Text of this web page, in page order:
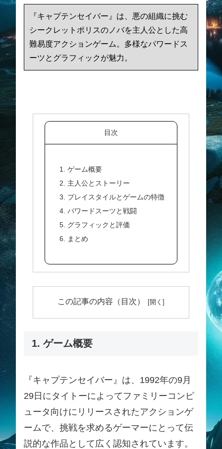
『キャプテンセイバー』は、悪の組織に挑む
シークレットポリスのノバを主人公とした高
難易度アクションゲーム。多様なパワードス
ーツとグラフィックが魅力。
目次
1. ゲーム概要
2. 主人公とストーリー
3. プレイスタイルとゲームの特徴
4. パワードスーツと戦闘
5. グラフィックと評価
6. まとめ
この記事の内容（目次）
1. ゲーム概要
『キャプテンセイバー』は、1992年の9月
29日にタイトーによってファミリーコンピ
ュータ向けにリリースされたアクションゲ
ームで、挑戦を求めるゲーマーにとって伝
説的な作品として広く認知されています。